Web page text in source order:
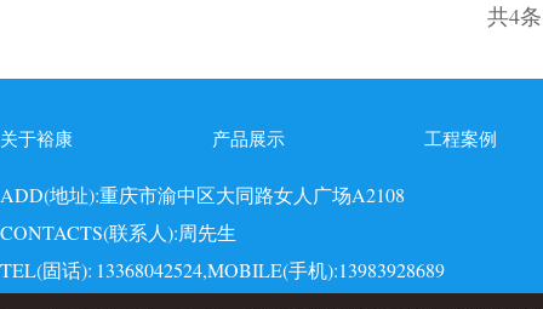
共4
关于裕康 产品展示 工程案例
ADD(地址):重庆市渝中区大同路女人广场A2108
CONTACTS(联系人):周先生
TEL(固话): 13368042524,MOBILE(手机):13983928689